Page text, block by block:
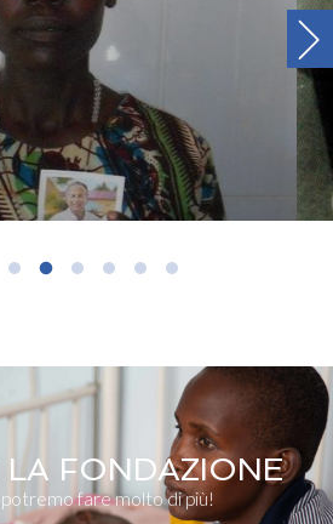
FONDAZIONE
fare molto di più!